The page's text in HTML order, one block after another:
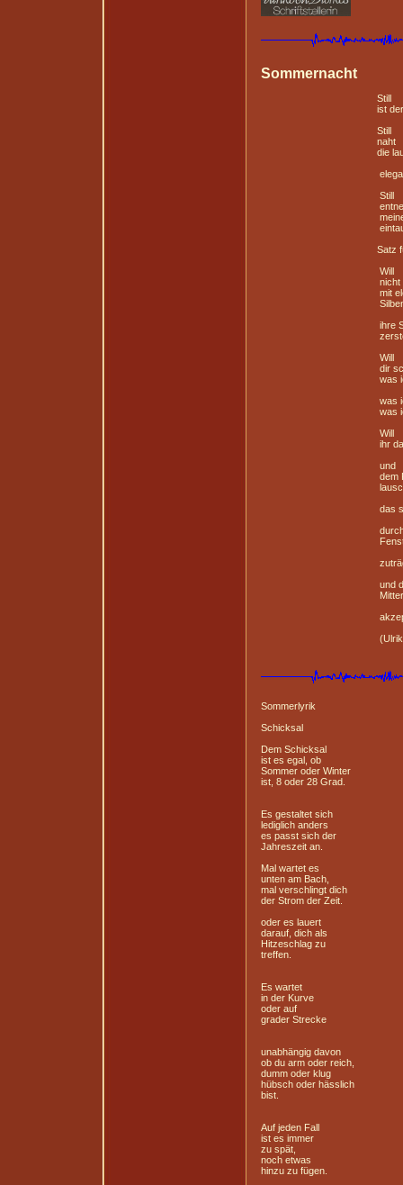
Sommernacht
Still
ist der Abend
Still
naht
die laue
elegant:
Still
entnehme
meine
Satz für
Will
nicht
mit
ihre
Will
dir
was ich
was ich
was ich
Will
ihr
und
dem
das sie
durch
und
(Ulrike M.
Sommerlyrik
Schicksal
Dem Schicksal
ist es egal, ob
Sommer oder Winter
ist, 8 oder 28 Grad.
Es gestaltet sich
lediglich anders
es passt sich der
Jahreszeit an.
Mal wartet es
unten am Bach,
mal verschlingt dich
der Strom der Zeit.
oder es lauert
darauf, dich als
Hitzeschlag zu
treffen.
Es wartet
in der Kurve
oder auf
grader Strecke
unabhängig davon
ob du arm oder reich,
dumm oder klug
hübsch oder hässlich
bist.
Auf jeden Fall
ist es immer
zu spät,
noch etwas
hinzu zu fügen.